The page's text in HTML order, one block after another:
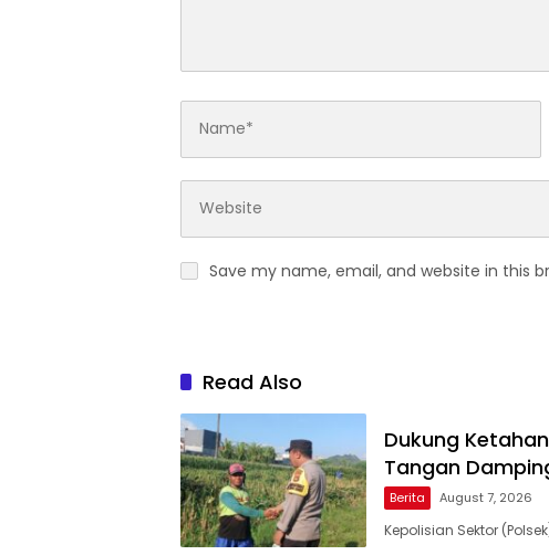
Save my name, email, and website in this
Read Also
Dukung
Tangan
Berita August 7, 2026
Kepolisian Sektor